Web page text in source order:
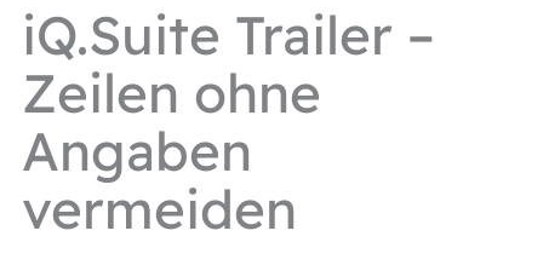
iQ.Suite Trailer –
Zeilen ohne
Angaben
vermeiden